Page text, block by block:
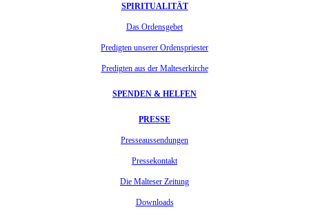
SPIRITUALITÄT
Das Ordensgebet
Predigten unserer Ordenspriester
Predigten aus der Malteserkirche
SPENDEN & HELFEN
PRESSE
Presseaussendungen
Pressekontakt
Die Malteser Zeitung
Downloads